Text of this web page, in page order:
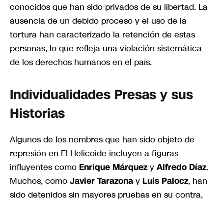
conocidos que han sido privados de su libertad. La
ausencia de un debido proceso y el uso de la
tortura han caracterizado la retención de estas
personas, lo que refleja una violación sistemática
de los derechos humanos en el país.
Individualidades Presas y sus
Historias
Algunos de los nombres que han sido objeto de
represión en El Helicoide incluyen a figuras
influyentes como Enrique Márquezy Alfredo Díaz.
Muchos, como Javier Tarazona y Luis Palocz, han
sido detenidos sin mayores pruebas en su contra,